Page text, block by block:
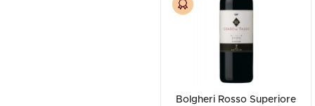
Bolgheri Rosso Superiore